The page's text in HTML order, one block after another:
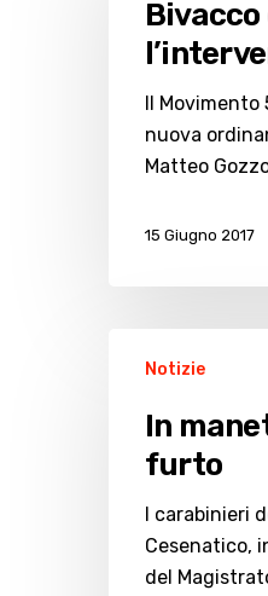
l’intervento
Il Movimento
nuova
Matteo
15 Giugno 2017
manette
tentato
furto
Notizie
In
furto
I carabinieri
Cesenatico,
del